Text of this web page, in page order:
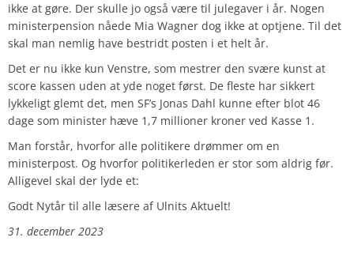
ikke at gøre. Der skulle jo også være til julegaver i år. Nogen
ministerpension nåede Mia Wagner dog ikke at optjene. Til det
skal man nemlig have bestridt posten i et helt år.
Det er nu ikke kun Venstre, som mestrer den svære kunst at
score kassen uden at yde noget først. De fleste har sikkert
lykkeligt glemt det, men SF’s Jonas Dahl kunne efter blot 46
dage som minister hæve 1,7 millioner kroner ved Kasse 1.
Man forstår, hvorfor alle politikere drømmer om en
ministerpost. Og hvorfor politikerleden er stor som aldrig før.
Alligevel skal der lyde et:
Godt Nytår til alle læsere af Ulnits Aktuelt!
31. december 2023